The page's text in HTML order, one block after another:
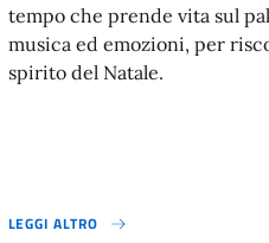
SHOAH}
tempo che prende vita sul
musica ed emozioni, per
spirito del Natale.
LEGGI ALTRO
CANTO DI NATALE }